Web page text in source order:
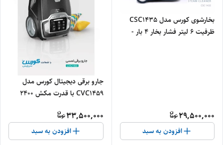
بخارشوی کورس مدل CSC1435
ظرفیت ۶ لیتر فشار بخار ۴ بار -
29,500,000
افزودن به سبد
جارو برقی دیجیتال کورس مدل
CVC1459 با قدرت مکش ۲۴۰۰
33,500,000
افزودن به سبد